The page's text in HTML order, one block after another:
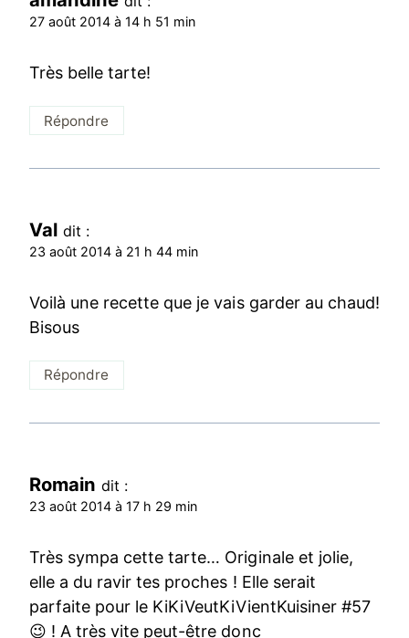
27 août 2014 à 14 h 51 min
Très belle tarte!
Répondre
Val dit :
23 août 2014 à 21 h 44 min
Voilà une recette que je vais garder au chaud!
Bisous
Répondre
Romain dit :
23 août 2014 à 17 h 29 min
Très sympa cette tarte… Originale et jolie,
elle a du ravir tes proches ! Elle serait
parfaite pour le KiKiVeutKiVientKuisiner #57
😉 ! A très vite peut-être donc